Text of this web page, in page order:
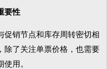
要性
销节点和库存周转密切相
除了关注单票价格，也需要
用。